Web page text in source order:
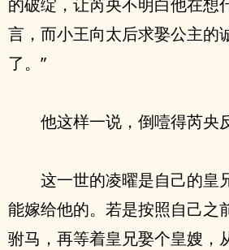
的破绽，让芮央不明白他在想
言，而小王向太后求娶公主的
了。”
他这样一说，倒噎得芮央
这一世的凌曜是自己的皇
能嫁给他的。若是按照自己之
驸马，再等着皇兄娶个皇嫂，